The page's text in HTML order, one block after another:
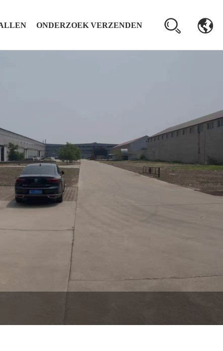
ONDERZOEK VERZENDEN